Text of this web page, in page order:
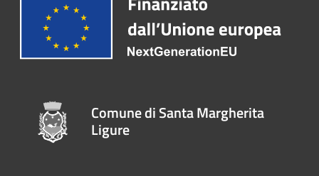
Comune di Santa Margherita
Ligure